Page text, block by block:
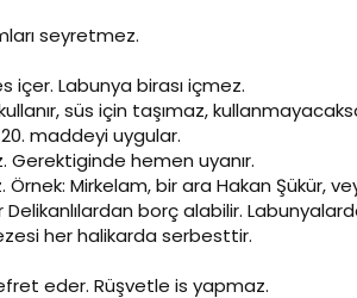
seyretmez.
içer. Labunya birası içmez.
süs için taşımaz,
maddeyi uygular.
Gerektiginde hemen uyanır.
Örnek: Mirkelam, bir ara Hakan Şükür,
borç alabilir.
her halikarda serbesttir.
eder. Rüşvetle is yapmaz.